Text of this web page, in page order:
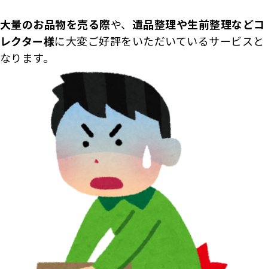
大量のお品物を売る際や、 遺品整理や生前整理などコ
レクター様に大変ご好評をいただいているサービスと
なります。